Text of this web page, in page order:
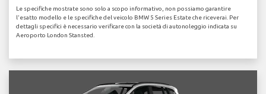
Le specifiche mostrate sono solo a scopo informativo, non possiamo garantire
l'esatto modello e le specifiche del veicolo BMW 5 Series Estate che riceverai. Per
dettagli specifici è necessario verificare con la società di autonoleggio indicata su
Aeroporto London Stansted.